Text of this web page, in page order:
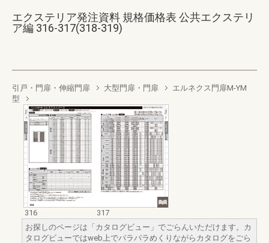
エクステリア発注資料 規格価格表 公共エクステリ
ア編 316-317(318-319)
引戸・門扉・伸縮門扉 大型門扉・門扉
エルネクス門扉M-YM
型
316
317
お探しのページは「カタログビュー」でごらんいただけます。カ
タログビューではweb上でパラパラめくりながらカタログをごら